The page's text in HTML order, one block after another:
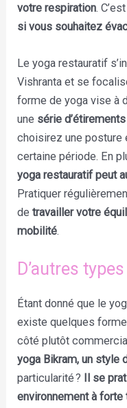
votre respiration.
si vous souhaitez
Le yoga restauratif
Vishranta et se
forme de yoga vise à
une série
choisirez une posture
certaine période. En
yoga restauratif peut
Pratiquer
detravailler votre
mobilité.
D’autres
Étant donné que le
existe quelques
côté plutôt
yoga Bikram, un style
particularité ?
Il se
environnement à forte